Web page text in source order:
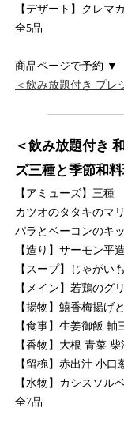
【デザート】クレマ
全5品
商品ページで予約 ▼
＜飲み放題付き プレ
＜飲み放題付き
ズ三種と季節和
【アミューズ】三種
カツオのタタキのマ
パラとベーコンのキ
【造り】サーモン平
【スープ】じゃがい
【メイン】若鶏のグ
【揚物】鱚香梅揚げ
【食事】生姜御飯 軸
【香物】大根 青菜 柴
【留椀】赤出汁 小
【水物】カシスソル
全7品